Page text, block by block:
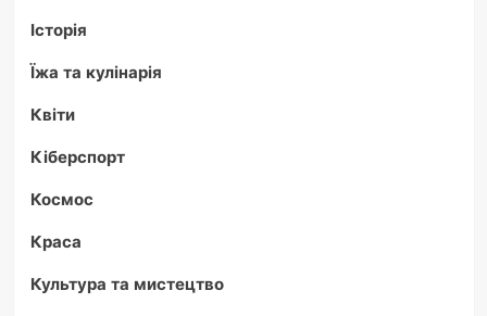
Історія
Їжа та кулінарія
Квіти
Кіберспорт
Космос
Краса
Культура та мистецтво